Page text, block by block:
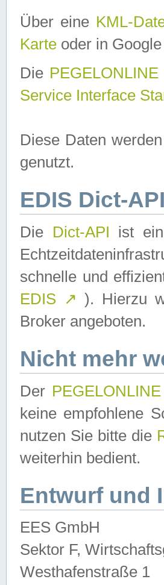
Über eine KML-
Karte oder in
Die PEGELONLINE
Service Interface
Diese Daten
genutzt.
EDIS Dict-API
Die Dict-API ist
schnelle und
EDIS ↗ ). Hierzu
Broker angeboten.
Nicht mehr
Der
keine empfohlene
nutzen Sie bitte die
weiterhin bedient.
Entwurf und
EES GmbH
Sektor F,
Westhafenstraße 1